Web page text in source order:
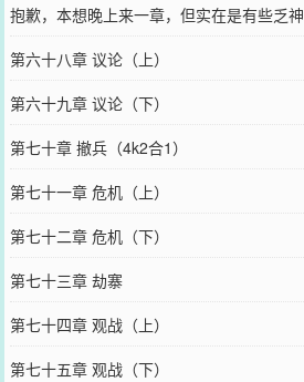
抱歉，本想晚上来一章，但实在是有些乏神
第六十八章 议论（上）
第六十九章 议论（下）
第七十章 撤兵（4k2合1）
第七十一章 危机（上）
第七十二章 危机（下）
第七十三章 劫寨
第七十四章 观战（上）
第七十五章 观战（下）